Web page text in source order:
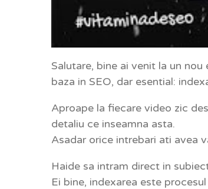
Salutare, bine ai venit la un
baza in SEO, dar esential:
Aproape la fiecare video zic
detaliu ce inseamna asta.
Asadar orice intrebari ati avea
Haide sa intram direct in
Ei bine, indexarea este